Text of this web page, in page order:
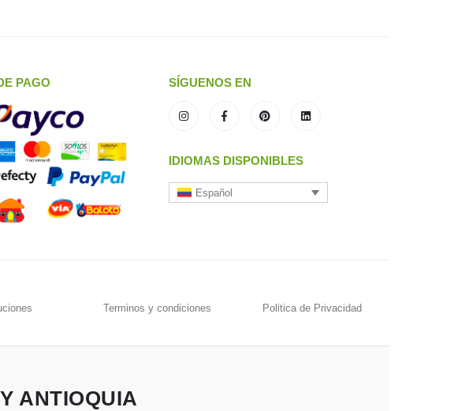
PAGO SÍGUENOS EN
IDIOMAS DISPONIBLES
Español
Terminos y condiciones Politica de Privacidad
ANTIOQUIA